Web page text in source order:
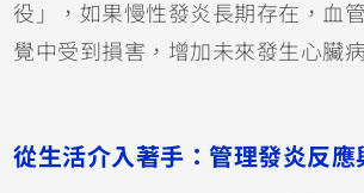
役」，如果慢性發炎長期存在，血
覺中受到損害，增加未來發生心臟
從生活介入著手：管理發炎反應